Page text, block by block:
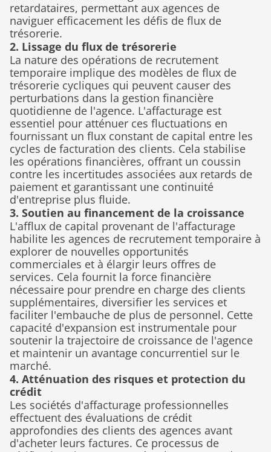
retardataires, permettant aux agences de
naviguer efficacement les défis de flux de
trésorerie.
2. Lissage du flux de trésorerie
La nature des opérations de recrutement
temporaire implique des modèles de flux de
trésorerie cycliques qui peuvent causer des
perturbations dans la gestion financière
quotidienne de l'agence. L'affacturage est
essentiel pour atténuer ces fluctuations en
fournissant un flux constant de capital entre les
cycles de facturation des clients. Cela stabilise
les opérations financières, offrant un coussin
contre les incertitudes associées aux retards de
paiement et garantissant une continuité
d'entreprise plus fluide.
3. Soutien au financement de la croissance
L'afflux de capital provenant de l'affacturage
habilite les agences de recrutement temporaire à
explorer de nouvelles opportunités
commerciales et à élargir leurs offres de
services. Cela fournit la force financière
nécessaire pour prendre en charge des clients
supplémentaires, diversifier les services et
faciliter l'embauche de plus de personnel. Cette
capacité d'expansion est instrumentale pour
soutenir la trajectoire de croissance de l'agence
et maintenir un avantage concurrentiel sur le
marché.
4. Atténuation des risques et protection du
crédit
Les sociétés d'affacturage professionnelles
effectuent des évaluations de crédit
approfondies des clients des agences avant
d'acheter leurs factures. Ce processus de